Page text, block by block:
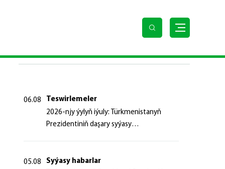
06.08
Teswirlemeler
2026-njy ýylyň iýuly: Türkmenistanyň
Prezidentiniň daşary syýasy
05.08
Syýasy habarlar